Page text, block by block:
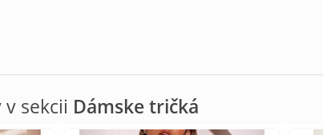
sekcii Dámske tričká